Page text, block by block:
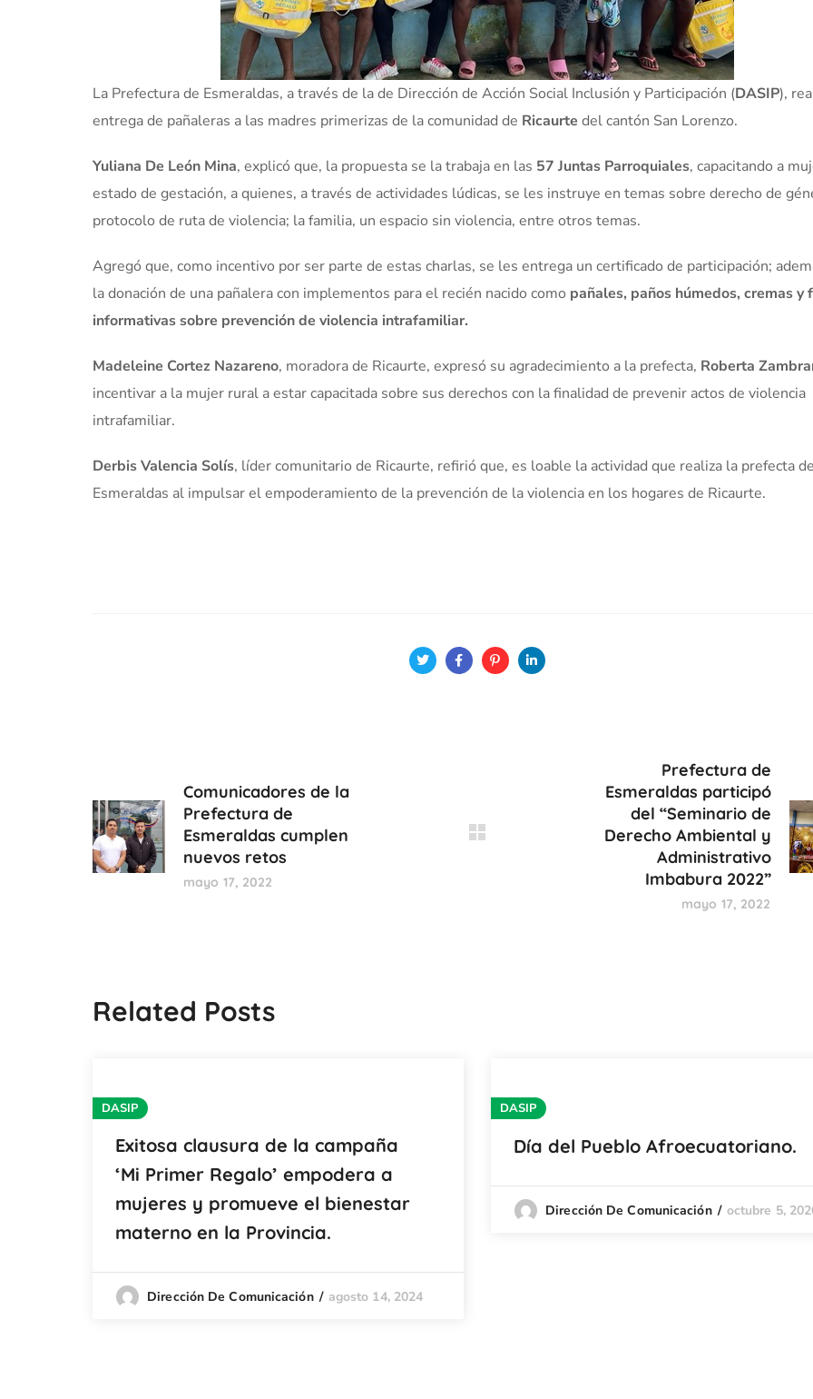
La Prefectura de Esmeraldas, a través de la de Dirección de Acción Social Inclusión y Participación (DASIP),
entrega de pañaleras a las madres primerizas de la comunidad de Ricaurte del cantón San Lorenzo.
Yuliana De León Mina, explicó que, la propuesta se la trabaja en las 57 Juntas Parroquiales, capacitando a
estado de gestación, a quienes, a través de actividades lúdicas, se les instruye en temas sobre derecho de
protocolo de ruta de violencia; la familia, un espacio sin violencia, entre otros temas.
Agregó que, como incentivo por ser parte de estas charlas, se les entrega un certificado de participación;
la donación de una pañalera con implementos para el recién nacido como pañales, paños húmedos, cremas y
informativas sobre prevención de violencia intrafamiliar.
Madeleine Cortez Nazareno, moradora de Ricaurte, expresó su agradecimiento a la prefecta, Roberta
incentivar a la mujer rural a estar capacitada sobre sus derechos con la finalidad de prevenir actos de violencia
intrafamiliar.
Derbis Valencia Solís, líder comunitario de Ricaurte, refirió que, es loable la actividad que realiza la prefecta
Esmeraldas al impulsar el empoderamiento de la prevención de la violencia en los hogares de Ricaurte.
Comunicadores de la
Prefectura de
Esmeraldas cumplen
nuevos retos
mayo 17, 2022
Prefectura de
Esmeraldas participó
del “Seminario de
Derecho Ambiental y
Administrativo
Imbabura 2022”
mayo 17, 2022
Related Posts
DASIP
Exitosa clausura de la campaña
‘Mi Primer Regalo’ empodera a
mujeres y promueve el bienestar
materno en la Provincia.
Dirección De Comunicación agosto 14, 2024
DASIP
Día del Pueblo Afroecuatoriano.
Dirección De Comunicación octubre 5,